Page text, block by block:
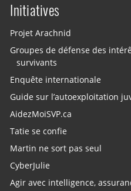
Initiatives
Projet Arachnid
Groupes de défense des
survivants
Enquête internationale
Guide sur l’autoexploitation
AidezMoiSVP.ca
Tatie se confie
Martin ne sort pas seul
CyberJulie
Agir avec intelligence,